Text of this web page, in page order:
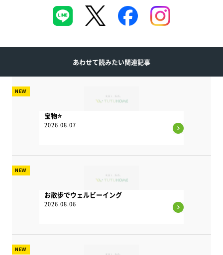
あわせて読みたい関連記事
宝物⭐
2026.08.07
NEW
お散歩でウェルビーイング
2026.08.06
NEW
NEW